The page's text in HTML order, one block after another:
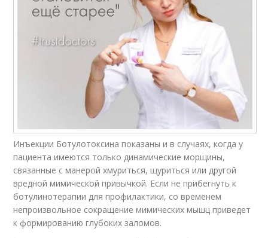
Инъекции Ботулотоксина показаны и в случаях, когда у
пациента имеются только динамические морщины,
связанные с манерой хмуриться, щуриться или другой
вредной мимической привычкой. Если не прибегнуть к
ботулинотерапии для профилактики, со временем
непроизвольное сокращение мимических мышц приведет
к формированию глубоких заломов.